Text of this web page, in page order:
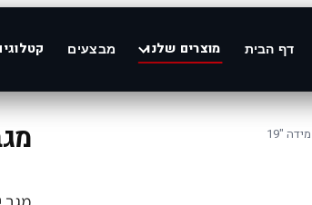
דף הבית מוצרים שלנו מבצעים
מגב